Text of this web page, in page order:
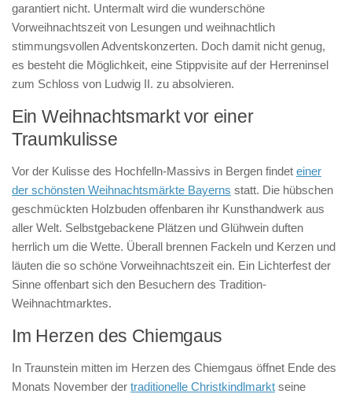
garantiert nicht. Untermalt wird die wunderschöne
Vorweihnachtszeit von Lesungen und weihnachtlich
stimmungsvollen Adventskonzerten. Doch damit nicht genug,
es besteht die Möglichkeit, eine Stippvisite auf der Herreninsel
zum Schloss von Ludwig II. zu absolvieren.
Ein Weihnachtsmarkt vor einer
Traumkulisse
Vor der Kulisse des Hochfelln-Massivs in Bergen findet einer
der schönsten Weihnachtsmärkte Bayerns statt. Die hübschen
geschmückten Holzbuden offenbaren ihr Kunsthandwerk aus
aller Welt. Selbstgebackene Plätzen und Glühwein duften
herrlich um die Wette. Überall brennen Fackeln und Kerzen und
läuten die so schöne Vorweihnachtszeit ein. Ein Lichterfest der
Sinne offenbart sich den Besuchern des Tradition-
Weihnachtmarktes.
Im Herzen des Chiemgaus
In Traunstein mitten im Herzen des Chiemgaus öffnet Ende des
Monats November der traditionelle Christkindlmarkt seine